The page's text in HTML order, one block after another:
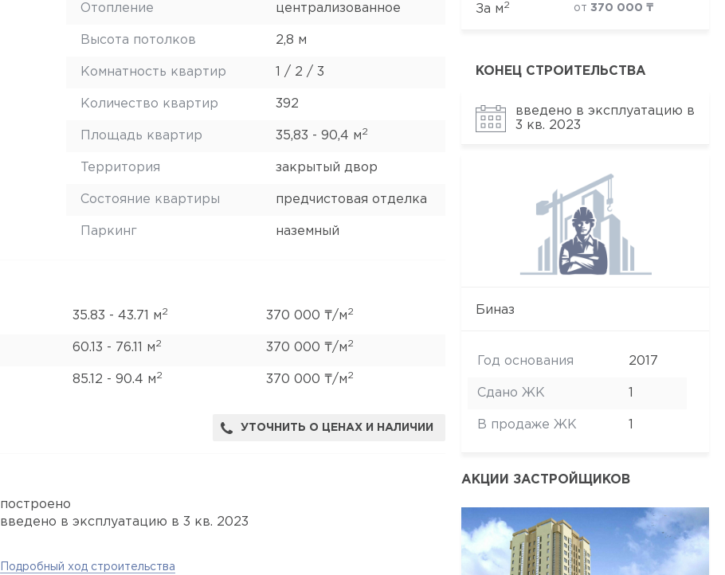
Отопление централизованное
Высота потолков 2,8 м
Комнатность квартир 1 / 2 / 3
Количество квартир 392
Площадь квартир 35,83 - 90,4 м2
Территория закрытый двор
Состояние квартиры предчистовая отделка
Паркинг наземный
35.83 - 43.71 м2 370 000 ₸/м2
60.13 - 76.11 м2 370 000 ₸/м2
85.12 - 90.4 м2 370 000 ₸/м2
УТОЧНИТЬ О ЦЕНАХ И НАЛИЧИИ
построено
введено в эксплуатацию в 3 кв. 2023
Подробный ход строительства
За м2 от 370 000 ₸
КОНЕЦ СТРОИТЕЛЬСТВА
введено в эксплуатацию в
3 кв. 2023
Биназ
Год основания 2017
Сдано ЖК
В продаже ЖК
АКЦИИ ЗАСТРОЙЩИКОВ